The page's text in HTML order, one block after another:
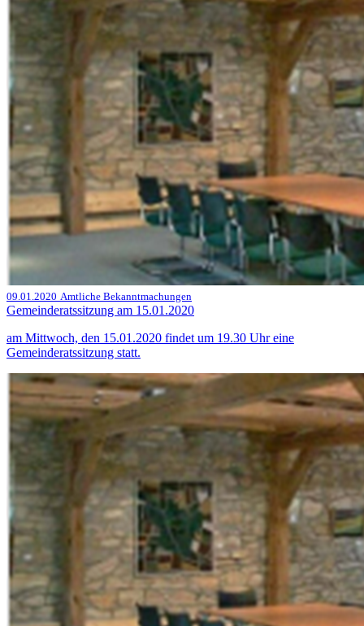
09.01.2020 Amtliche Bekanntmachungen
Gemeinderatssitzung am 15.01.2020
am Mittwoch, den 15.01.2020 findet um 19.30 Uhr eine
Gemeinderatssitzung statt.